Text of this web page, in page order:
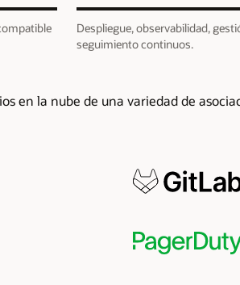
Despliegue, observabilidad,
seguimiento continuos.
en la nube de una variedad de